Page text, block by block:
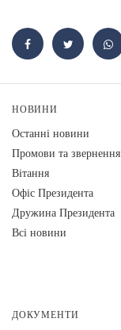
НОВИНИ
Останні новини
Промови та звернення
Вiтання
Офіс Президента
Дружина Президента
Всі новини
ДОКУМЕНТИ